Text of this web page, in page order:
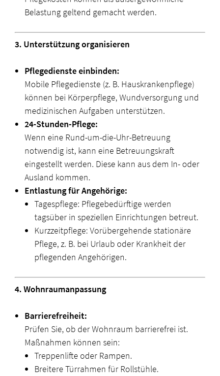
Belastung geltend gemacht werden.
3. Unterstützung organisieren
Pflegedienste einbinden:
Mobile Pflegedienste (z. B. Hauskrankenpflege)
können bei Körperpflege, Wundversorgung und
medizinischen Aufgaben unterstützen.
24-Stunden-Pflege:
Wenn eine Rund-um-die-Uhr-Betreuung
notwendig ist, kann eine Betreuungskraft
eingestellt werden. Diese kann aus dem In- oder
Ausland kommen.
Entlastung für Angehörige:
Tagespflege: Pflegebedürftige werden
tagsüber in speziellen Einrichtungen betreut.
Kurzzeitpflege: Vorübergehende stationäre
Pflege, z. B. bei Urlaub oder Krankheit der
pflegenden Angehörigen.
4. Wohnraumanpassung
Barrierefreiheit:
Prüfen Sie, ob der Wohnraum barrierefrei ist.
Maßnahmen können sein:
Treppenlifte oder Rampen.
Breitere Türrahmen für Rollstühle.